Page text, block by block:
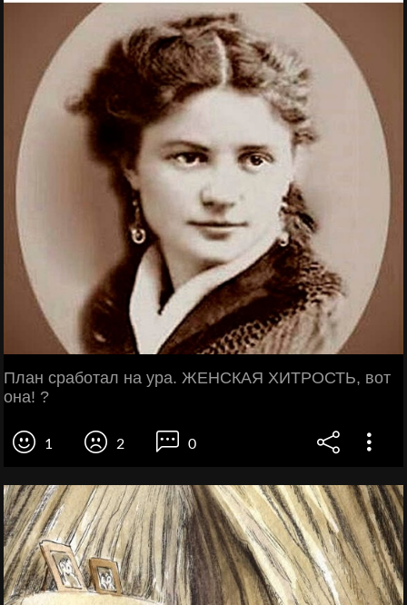
План сработал на ура. ЖЕНСКАЯ ХИТРОСТЬ, вот
она! ?
1 2 0